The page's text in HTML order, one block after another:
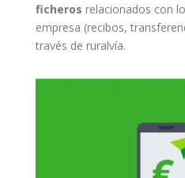
ficheros relacionados con
empresa (recibos,
través de ruralvía.